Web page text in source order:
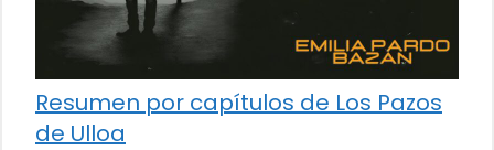
Resumen por capítulos de Los Pazos
de Ulloa